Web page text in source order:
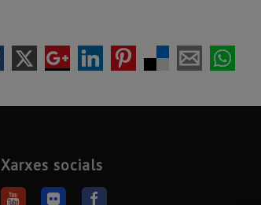
Xarxes socials